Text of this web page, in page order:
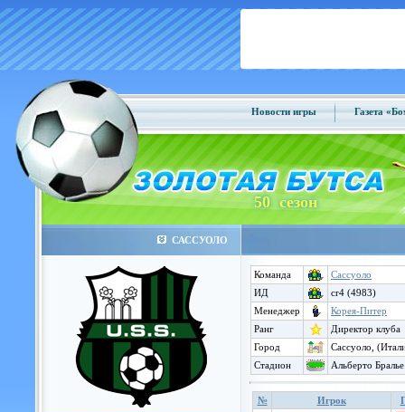
Новости игры Газета
50 сезон
САССУОЛО
Команда
Сассуоло
ИД
cr4 (4983)
Менеджер
Корея-Питер
Ранг
Директор клуба
Город
Сассуоло,
Стадион
Альберто
№ Игрок